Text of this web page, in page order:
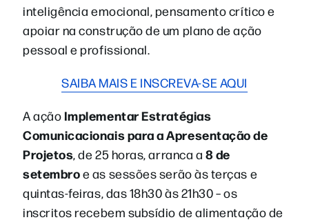
inteligência emocional, pensamento crítico e
apoiar na construção de um plano de ação
pessoal e profissional.
SAIBA MAIS E INSCREVA-SE AQUI
A açãoImplementar Estratégias
Comunicacionais para a Apresentação de
Projetos, de 25 horas, arranca a 8 de
setembroe as sessões serão às terças e
quintas-feiras, das 18h30 às 21h30 – os
inscritos recebem subsídio de alimentação de